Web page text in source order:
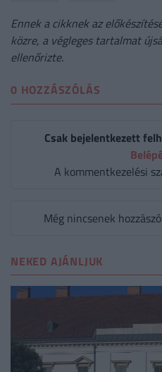
Ennek a cikknek az
közre, a végleges tartalmat
ellenőrizte.
0 HOZZÁSZÓLÁS
Csak bejelentkezett
A kommentkezelési
Még nincsenek
NEKED AJÁNLJUK